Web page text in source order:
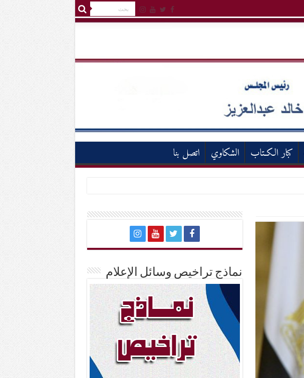
كبار الكـتاب الشكاوي اتصل بنا
نماذج تراخيص وسائل الإعلام